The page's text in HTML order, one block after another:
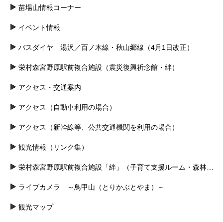
苗場山情報コーナー
イベント情報
バスダイヤ 湯沢／百ノ木線・秋山郷線（4月1日改正）
栄村森宮野原駅前複合施設（震災復興祈念館・絆）
アクセス・交通案内
アクセス（自動車利用の場合）
アクセス（新幹線等、公共交通機関を利用の場合）
観光情報（リンク集）
ライブカメラ ～鳥甲山（とりかぶとやま）～
観光マップ